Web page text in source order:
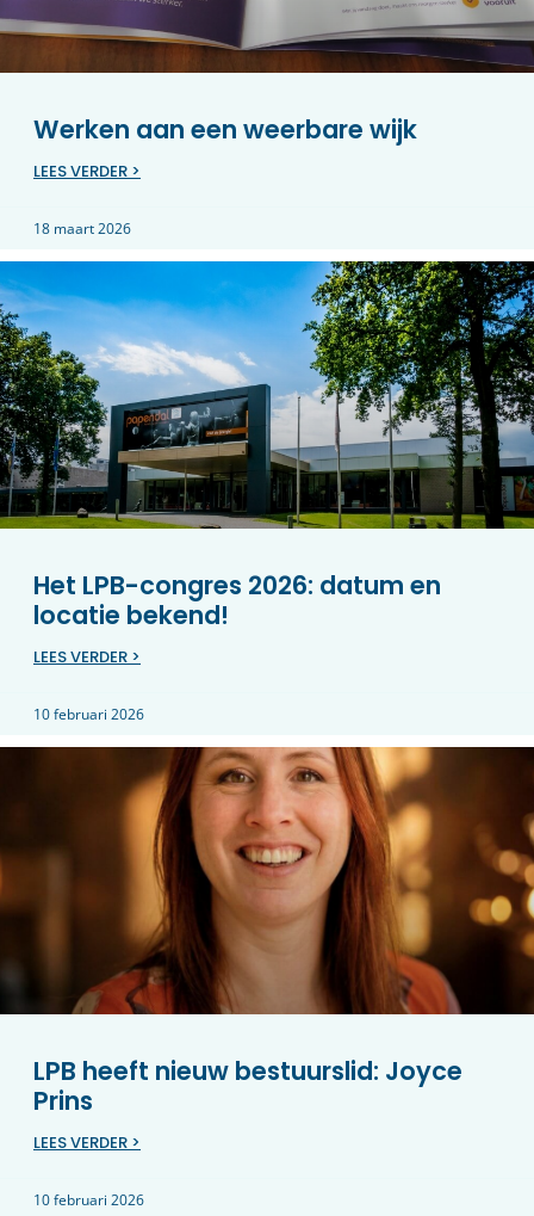
Werken aan een weerbare wijk
LEES VERDER >
18 maart 2026
Het LPB-congres 2026: datum en
locatie bekend!
LEES VERDER >
10 februari 2026
LPB heeft nieuw bestuurslid: Joyce
Prins
LEES VERDER >
10 februari 2026